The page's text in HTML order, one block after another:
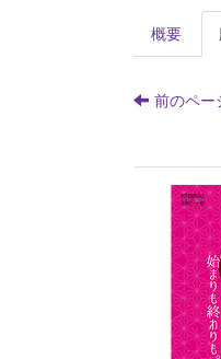
概要
前のペー